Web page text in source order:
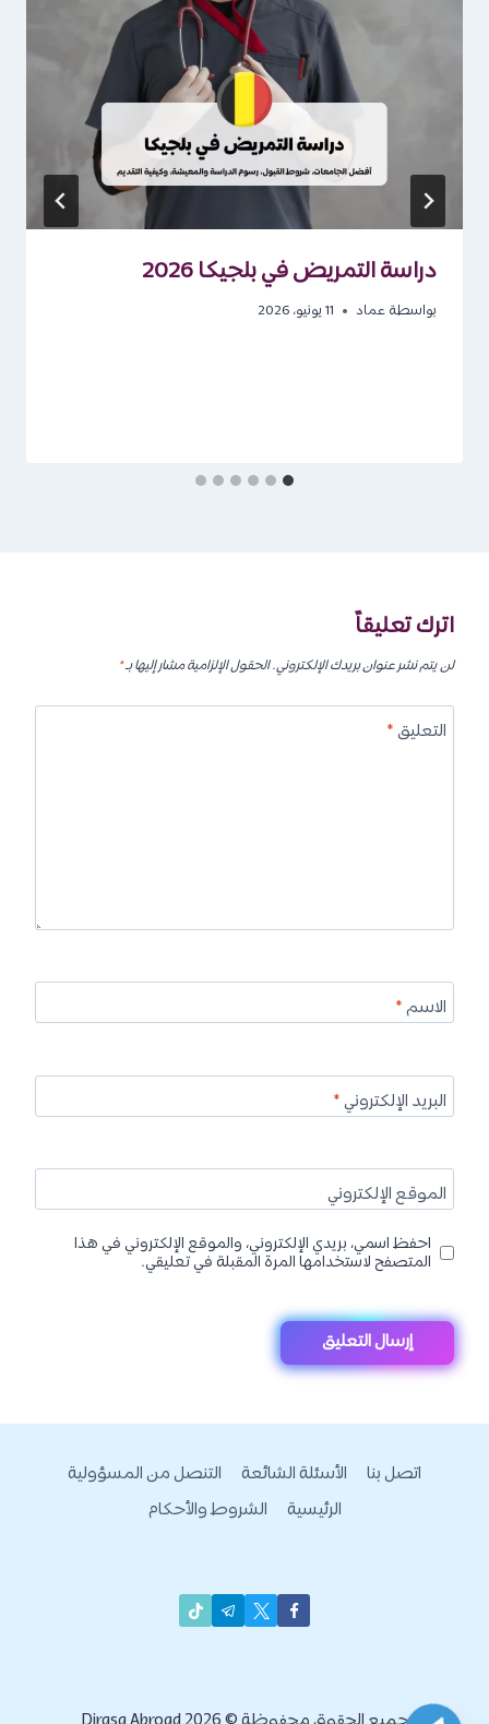
دراسة التمريض في بلجيكا 2026
بواسطة عماد 11 يونيو، 2026
اترك تعليقاً
لن يتم نشر عنوان بريدك الإلكتروني.الحقول الإلزامية مشار إليها بـ*
التعليق*
الاسم*
البريد الإلكتروني*
الموقع الإلكتروني
احفظ اسمي، بريدي الإلكتروني، والموقع الإلكتروني في هذا
المتصفح لاستخدامها المرة المقبلة في تعليقي.
اتصل بنا الأسئلة الشائعة
التنصل من المسؤولية
الرئيسية
الشروط والأحكام